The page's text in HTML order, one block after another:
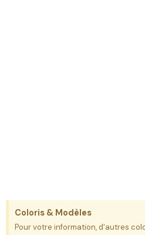
Coloris & Modèles
Pour votre information, d'autres